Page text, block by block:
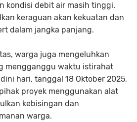
kondisi debit air masih tinggi.
keraguan akan kekuatan dan
dalam jangka panjang.
warga juga mengeluhkan
mengganggu waktu istirahat
hari, tanggal 18 Oktober 2025,
proyek menggunakan alat
kebisingan dan
warga.